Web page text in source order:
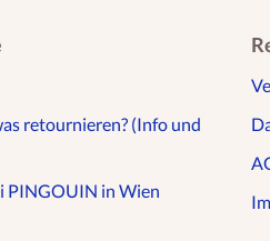
retournieren? (Info und
PINGOUIN in Wien